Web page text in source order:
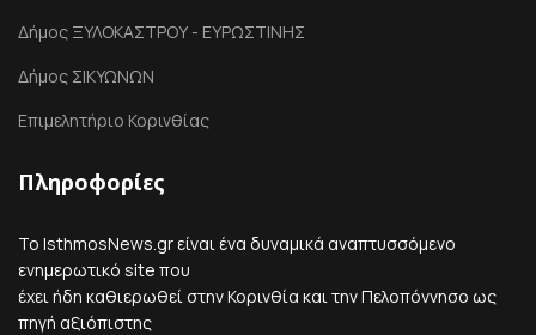
Δήμος ΞΥΛΟΚΑΣΤΡΟΥ - ΕΥΡΩΣΤΙΝΗΣ
Δήμος ΣΙΚΥΩΝΩΝ
Επιμελητήριο Κορινθίας
Πληροφορίες
Το IsthmosNews.gr είναι ένα δυναμικά αναπτυσσόμενο
ενημερωτικό site που
έχει ήδη καθιερωθεί στην Κορινθία και την Πελοπόννησο ως
πηγή αξιόπιστης